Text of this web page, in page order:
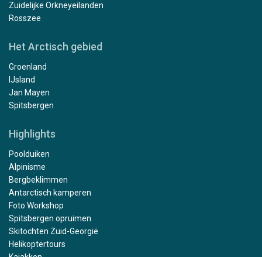
Zuidelijke Orkneyeilanden
Rosszee
Het Arctisch gebied
Groenland
IJsland
Jan Mayen
Spitsbergen
Highlights
Poolduiken
Alpinisme
Bergbeklimmen
Antarctisch kamperen
Foto Workshop
Spitsbergen opruimen
Skitochten Zuid-Georgië
Helikoptertours